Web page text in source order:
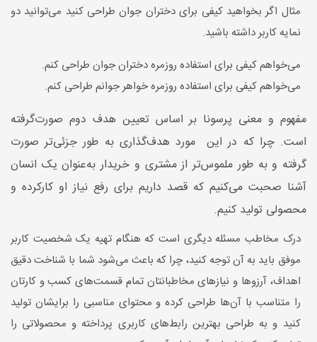
مثال اگر بخواهید کیفی برای دختران جوان طراحی کنید می‌توانید دو
نمایه کاربر داشته باشید.
می‌خواهم کیفی برای استفاده روزمره دختران جوان طراحی کنم.
می‌خواهم کیفی برای استفاده روزمره خواهر جوانم طراحی کنم.
مفهوم و معنی پرسونا بر اساس تعیین هدف دوم صورت‌گرفته
است. چرا که در این مورد هدف‌گذاری به طور جزئی‌تر صورت
‌گرفته و به طور ملموس‌تر از مشتری و خریدار به‌عنوان یک انسان
آشنا صحبت می‌کنیم که قصد داریم برای رفع نیاز او کارکرده و
محصولی تولید کنیم.
درک مخاطب مسئله دیگری است که هنگام تهیه یک شخصیت کاربر
موفق باید به آن توجه کنید، چرا که باعث می‌شود شما با شناخت دقیق
اهداف، آرزوها و نیازهای مخاطبانتان تمام قسمت‌های کسب ‌و کارتان
را متناسب با آن‌ها طراحی کرده و محتوای مناسبی را برایشان تولید
کنید و به طراحی بهترین رابط‌های کاربری پرداخته و محصولاتی را